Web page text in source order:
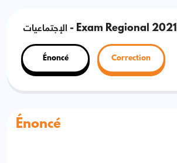
الإجتماعيات - Exam Regional 2021
Énoncé Correction
Énoncé